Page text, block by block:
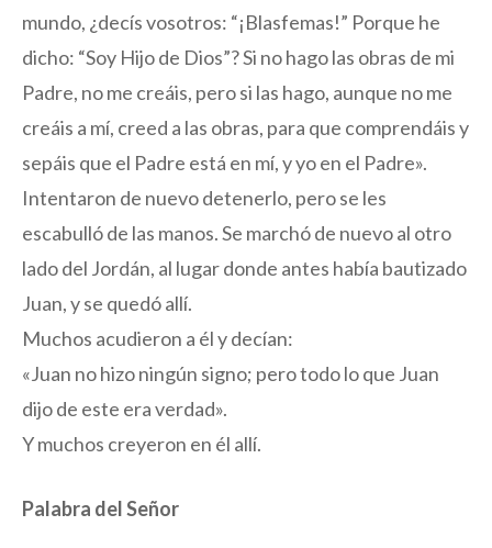
mundo, ¿decís vosotros: “¡Blasfemas!” Porque he
dicho: “Soy Hijo de Dios”? Si no hago las obras de mi
Padre, no me creáis, pero si las hago, aunque no me
creáis a mí, creed a las obras, para que comprendáis y
sepáis que el Padre está en mí, y yo en el Padre».
Intentaron de nuevo detenerlo, pero se les
escabulló de las manos. Se marchó de nuevo al otro
lado del Jordán, al lugar donde antes había bautizado
Juan, y se quedó allí.
Muchos acudieron a él y decían:
«Juan no hizo ningún signo; pero todo lo que Juan
dijo de este era verdad».
Y muchos creyeron en él allí.
Palabra del Señor